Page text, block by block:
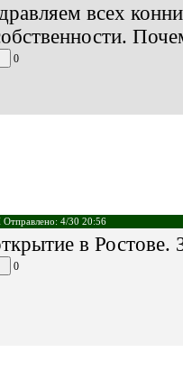
всех
0
4/30 20:56
в Ростове.
0